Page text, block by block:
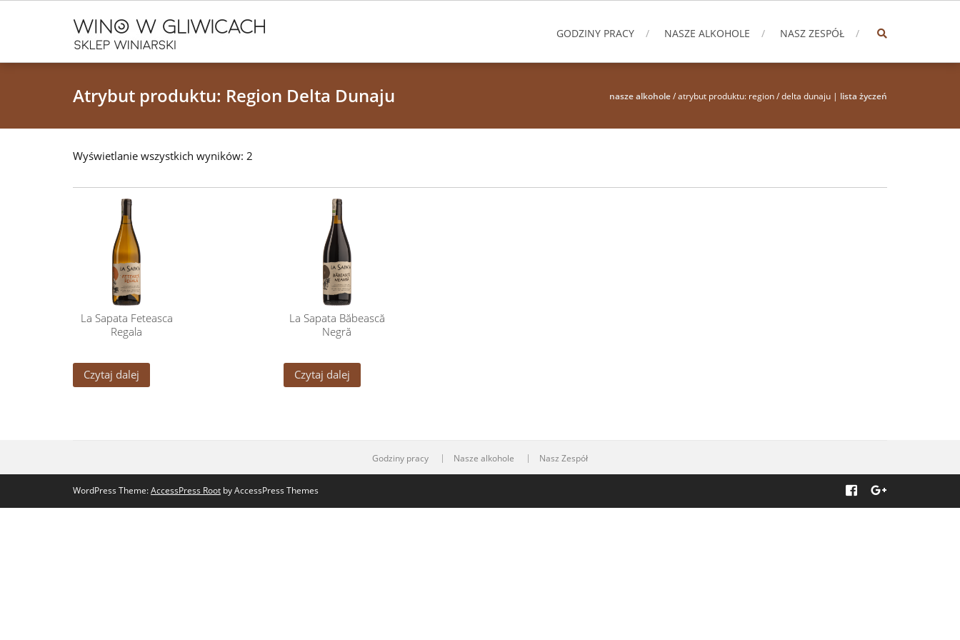
GODZINY PRACY NASZE ALKOHOLE NASZ ZESPÓŁ
Atrybut produktu: Region Delta Dunaju nasze alkohole/ atrybut produktu: region / delta dunaju | lista życzeń
Wyświetlanie wszystkich wyników: 2
La Sapata Feteasca
Regala
Czytaj dalej
La Sapata Băbească
Negră
Czytaj dalej
Godziny pracy Nasze alkohole Nasz Zespół
WordPress Theme:AccessPress Root by AccessPress Themes